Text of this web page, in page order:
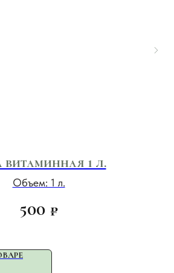
витаминная 1 л.
Объем: 1 л.
500 ₽